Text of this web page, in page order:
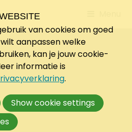
to
van cookies om goed
aanpassen welke
kan je jouw cookie-
informatie is
.
Show cookie settings